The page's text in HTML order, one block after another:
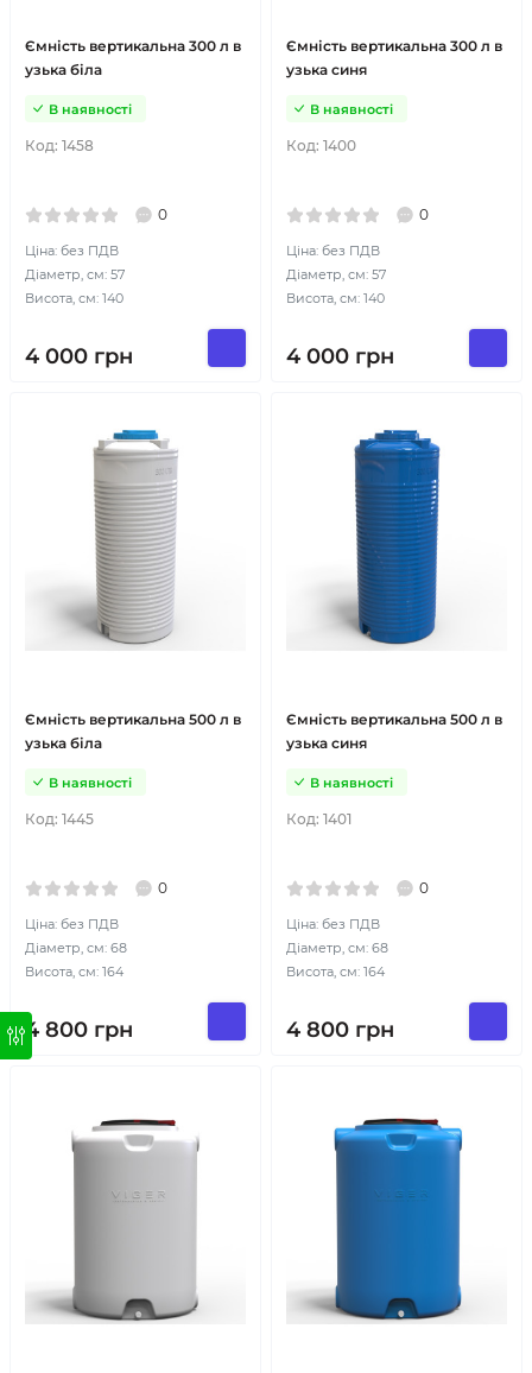
Ємність вертикальна 300 л в
узька біла
Код: 1458
В наявності
0
Ціна: без ПДВ
Діаметр, см: 57
Висота, см: 140
4 000 грн
Ємність вертикальна 300 л в
узька синя
Код: 1400
В наявності
0
Ціна: без ПДВ
Діаметр, см: 57
Висота, см: 140
4 000 грн
Ємність вертикальна 500 л в
узька біла
Код: 1445
В наявності
0
Ціна: без ПДВ
Діаметр, см: 68
Висота, см: 164
4 800 грн
Ємність вертикальна 500 л в
узька синя
Код: 1401
В наявності
0
Ціна: без ПДВ
Діаметр, см: 68
Висота, см: 164
4 800 грн